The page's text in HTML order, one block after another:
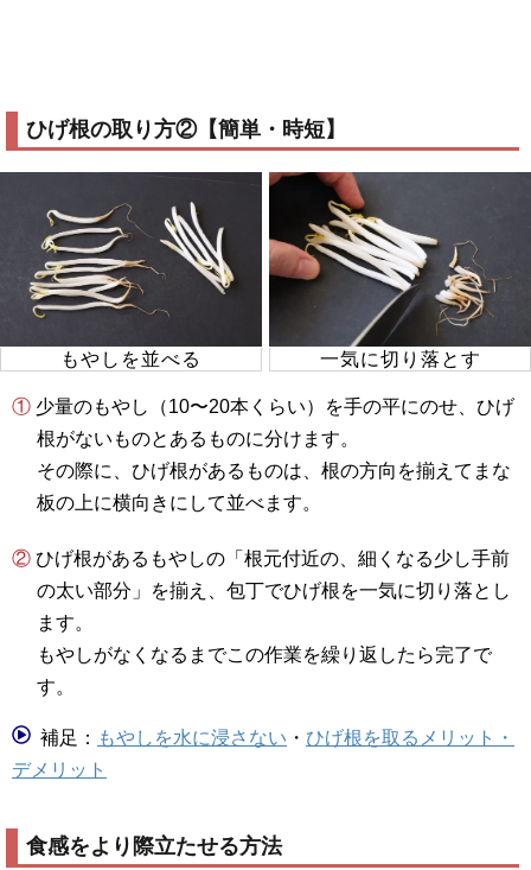
ひげ根の取り方②【簡単・時短】
もやしを並べる 一気に切り落とす
① 少量のもやし（10〜20本くらい）を手の平にのせ、ひげ
根がないものとあるものに分けます。
その際に、ひげ根があるものは、根の方向を揃えてまな
板の上に横向きにして並べます。
② ひげ根があるもやしの「根元付近の、細くなる少し手前
の太い部分」を揃え、包丁でひげ根を一気に切り落とし
ます。
もやしがなくなるまでこの作業を繰り返したら完了で
す。
補足： もやしを水に浸さない ・ ひげ根を取るメリット・
デメリット
食感をより際立たせる方法